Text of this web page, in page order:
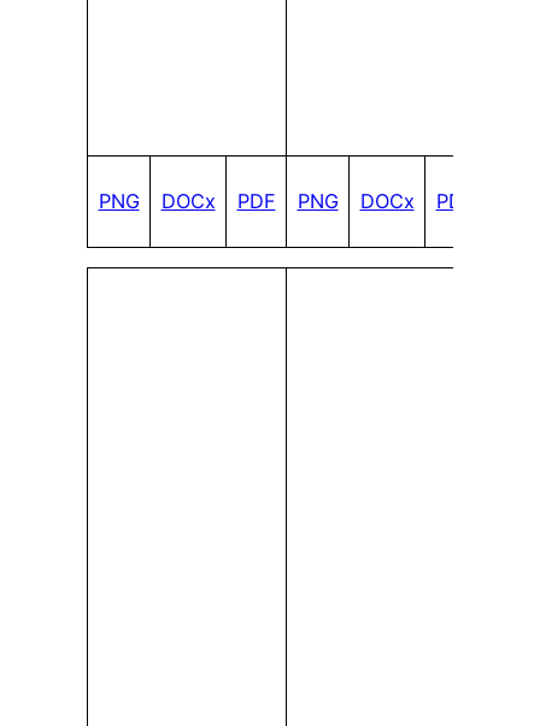
PNG DOCx PDF PNG DOCx PDF